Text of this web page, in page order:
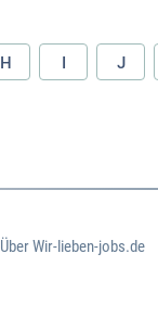
H I J
Über Wir-lieben-jobs.de